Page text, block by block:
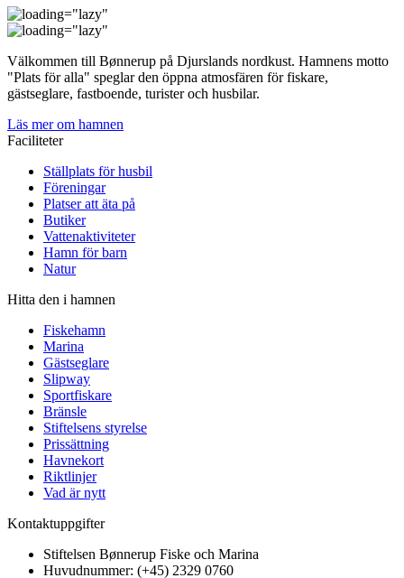
Välkommen till Bønnerup på Djurslands nordkust. Hamnens motto
"Plats för alla" speglar den öppna atmosfären för fiskare,
gästseglare, fastboende, turister och husbilar.
Läs mer om hamnen
Faciliteter
Ställplats för husbil
Föreningar
Platser att äta på
Butiker
Vattenaktiviteter
Hamn för barn
Natur
Hitta den i hamnen
Fiskehamn
Marina
Gästseglare
Slipway
Sportfiskare
Bränsle
Stiftelsens styrelse
Prissättning
Havnekort
Riktlinjer
Vad är nytt
Kontaktuppgifter
Stiftelsen Bønnerup Fiske och Marina
Huvudnummer: (+45) 2329 0760